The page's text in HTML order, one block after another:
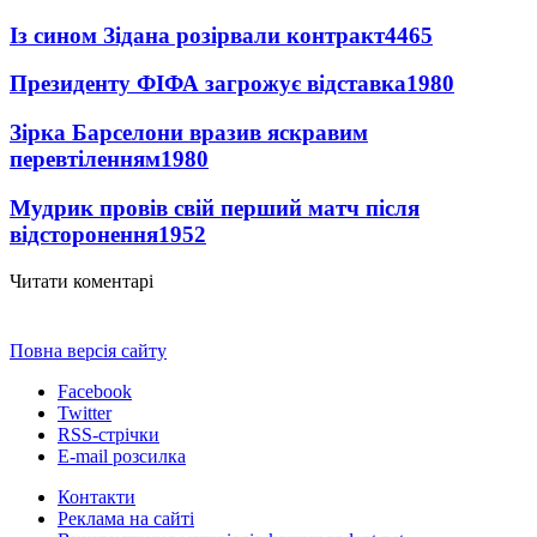
Із сином Зідана розірвали контракт4465
Президенту ФІФА загрожує відставка1980
Зірка Барселони вразив яскравим
перевтіленням1980
Мудрик провів свій перший матч після
відсторонення1952
Читати коментарі
Повна версія сайту
Facebook
Twitter
RSS-стрічки
E-mail розсилка
Контакти
Реклама на сайті